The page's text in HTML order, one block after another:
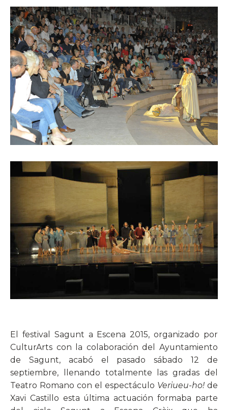
El festival Sagunt a Escena 2015, organizado por
CulturArts con la colaboración del Ayuntamiento
de Sagunt, acabó el pasado sábado 12 de
septiembre, llenando totalmente las gradas del
Teatro Romano con el espectáculo Veriueu-ho! de
Xavi Castillo esta última actuación formaba parte